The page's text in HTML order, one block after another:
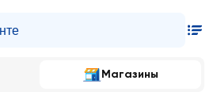
Магазины